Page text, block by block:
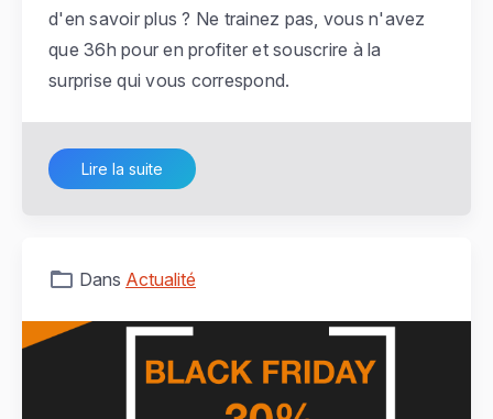
d'en savoir plus ? Ne trainez pas, vous n'avez
que 36h pour en profiter et souscrire à la
surprise qui vous correspond.
Lire la suite
Dans Actualité